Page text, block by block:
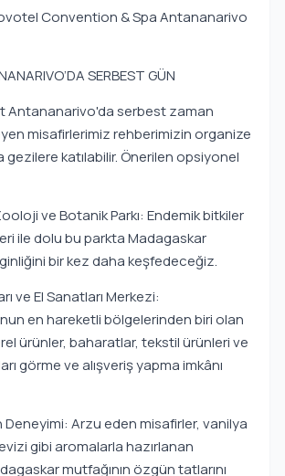
Convention & Spa Antananarivo
SERBEST GÜN
Antananarivo'da serbest zaman
misafirlerimiz rehberimizin organize
katılabilir. Önerilen opsiyonel
ve Botanik Parkı: Endemik bitkiler
ile dolu bu parkta Madagaskar
bir kez daha keşfedeceğiz.
ve El Sanatları Merkezi:
en hareketli bölgelerinden biri olan
ürünler, baharatlar, tekstil ürünleri ve
görme ve alışveriş yapma imkânı
Deneyimi: Arzu eden misafirler, vanilya
gibi aromalarla hazırlanan
mutfağının özgün tatlarını